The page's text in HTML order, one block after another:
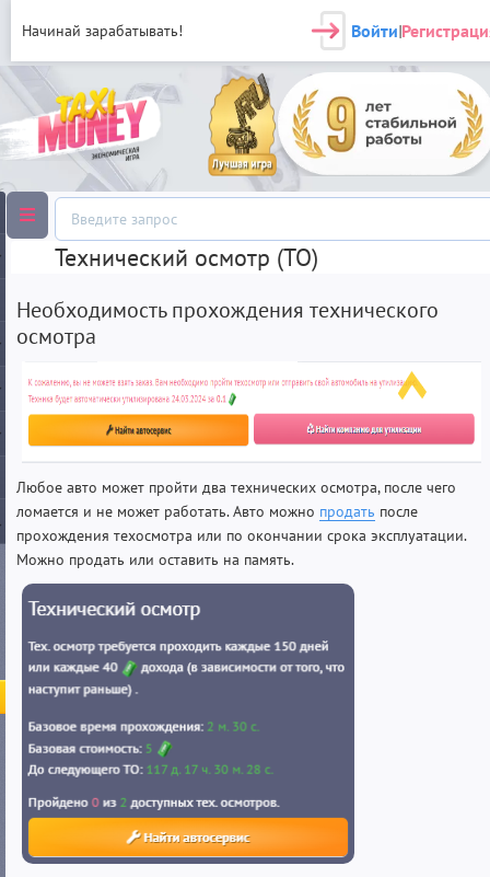
Начинай зарабатывать! Войти|
Технический осмотр (ТО)
Необходимость прохождения технического
осмотра
Любое авто может пройти два технических осмотра, после чего
ломается и не может работать. Авто можно продать после
прохождения техосмотра или по окончании срока эксплуатации.
Можно продать или оставить на память.